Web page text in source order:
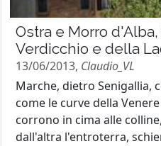
Ostra e Morro
Verdicchio e della
13/06/2013, Claudio_VL
Marche, dietro Senigallia,
come le curve della
corrono in cima alle
dall'altra l'entroterra,